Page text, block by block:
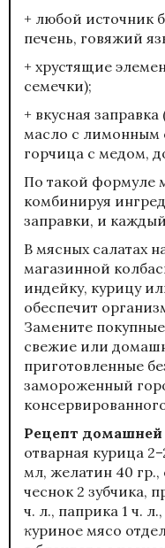
+ любой источник
печень, говяжий
+ хрустящие
семечки);
+ вкусная
масло с лимонным
горчица с медом,
По такой формуле
комбинируя
заправки, и
В мясных салатах
магазинной
индейку, курицу
обеспечит
Замените
свежие или
приготовленные
замороженный
Рецепт
отварная курица
мл, желатин 40 гр.,
чеснок 2 зубчика,
ч. л., паприка 1 ч.
куриное мясо